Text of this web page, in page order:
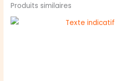
Produits similaires